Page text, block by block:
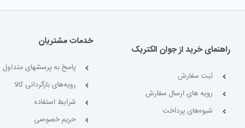
راهنمای خرید از جوان الکتریک
ثبت سفارش
رویه های ارسال سفارش
شیوه‌های پرداخت
خدمات مشتریان
پاسخ به پرسشهای متداول
رویه‌های بازگردانی کالا
شرایط استفاده
حریم خصوصی